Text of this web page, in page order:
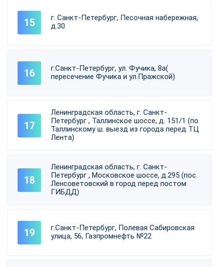
г. Санкт-Петербург, Песочная набережная,
д.30
г.Санкт-Петербург, ул. Фучика, 8а(
пересечение Фучика и ул.Пражской)
Ленинградская область, г. Санкт-
Петербург , Таллинское шоссе, д. 151/1 (по
Таллинскому ш. выезд из города перед ТЦ
Лента)
Ленинградская область, г. Санкт-
Петербург , Московское шоссе, д.295 (пос.
Ленсоветовский в город перед постом
ГИБДД)
г.Санкт-Петербург, Полевая Сабировская
улица, 56, Газпромнефть №22